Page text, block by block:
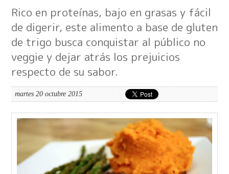
Rico en proteínas, bajo en grasas y fácil
de digerir, este alimento a base de gluten
de trigo busca conquistar al público no
veggie y dejar atrás los prejuicios
respecto de su sabor.
martes 20 octubre 2015